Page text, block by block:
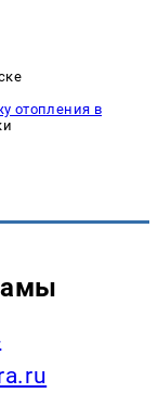
отопления в